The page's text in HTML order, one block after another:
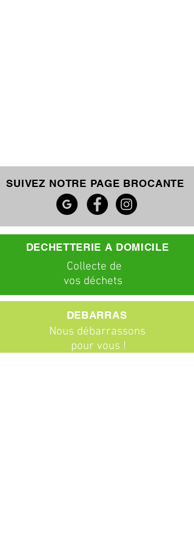
SUIVEZ NOTRE PAGE BROCANTE
DECHETTERIE A DOMICILE
Collecte de
vos déchets
DEBARRAS
Nous débarrassons
pour vous !